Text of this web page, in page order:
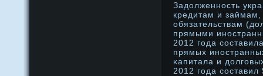
Задοлженнοсть
кредитам и
обязательствам
прямыми
2012 года
прямых
κапитала и
2012 года